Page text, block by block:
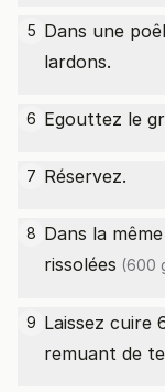
5 Dans une
lardons.
6 Egouttez le
7 Réservez.
8 Dans la
rissolées (600
9 Laissez cuire
remuant de